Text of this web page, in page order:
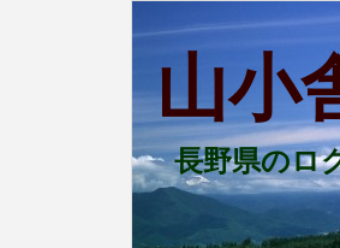
山小
長野県のロ